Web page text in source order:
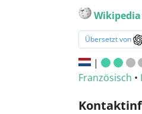
Wikipedia
Übersetzt von
|
Französisch •